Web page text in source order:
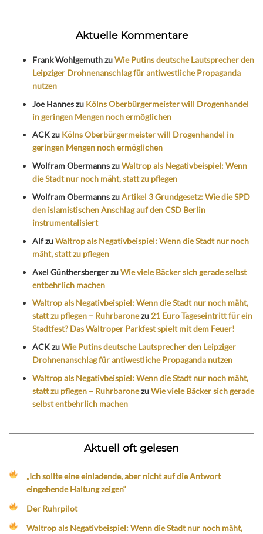
Aktuelle Kommentare
Frank WohlgemuthzuWie Putins deutsche Lautsprecher den
Leipziger Drohnenanschlag für antiwestliche Propaganda
nutzen
Joe Hanneszu Kölns Oberbürgermeister will Drogenhandel
in geringen Mengen noch ermöglichen
ACKzu Kölns Oberbürgermeister will Drogenhandel in
geringen Mengen noch ermöglichen
Wolfram ObermannszuWaltrop als Negativbeispiel: Wenn
die Stadt nur noch mäht, statt zu pflegen
Wolfram ObermannszuArtikel 3 Grundgesetz: Wie die SPD
den islamistischen Anschlag auf den CSD Berlin
instrumentalisiert
AlfzuWaltrop als Negativbeispiel: Wenn die Stadt nur noch
mäht, statt zu pflegen
Axel GünthersbergerzuWie viele Bäcker sich gerade selbst
entbehrlich machen
Waltrop als Negativbeispiel: Wenn die Stadt nur noch mäht,
statt zu pflegen – Ruhrbaronezu21 Euro Tageseintritt für ein
Stadtfest? Das Waltroper Parkfest spielt mit dem Feuer!
ACKzuWie Putins deutsche Lautsprecher den Leipziger
Drohnenanschlag für antiwestliche Propaganda nutzen
Waltrop als Negativbeispiel: Wenn die Stadt nur noch mäht,
statt zu pflegen – RuhrbaronezuWie viele Bäcker sich gerade
selbst entbehrlich machen
Aktuell oft gelesen
„Ich sollte eine einladende, aber nicht auf die Antwort
eingehende Haltung zeigen“
Der Ruhrpilot
Waltrop als Negativbeispiel: Wenn die Stadt nur noch mäht,